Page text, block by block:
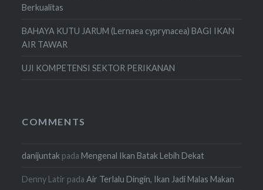
Berkualitas
BAHAYA KUTU JARUM (Lernaea cyprynacea) BAGI IKAN
AIR TAWAR
UJI KOMPETENSI SEKTOR PERIKANAN
COMMENTS
danijuntak padaMengenal Ikan Batak Lebih Dekat
Denny Latir padaAir Terlalu Dingin, Ikan Jadi Malas Makan